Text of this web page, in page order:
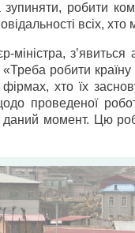
робити
всіх,
міністра,
робити
фірмах, хто їх
проведеної
момент. Цю